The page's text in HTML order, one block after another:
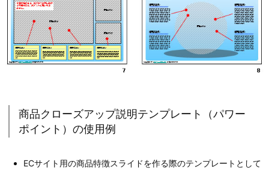
商品クローズアップ説明テンプレート（パワー
ポイント）の使用例
ECサイト用の商品特徴スライドを作る際のテンプレートとして